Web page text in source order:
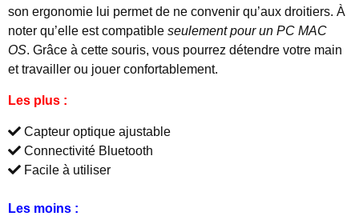
son ergonomie lui permet de ne convenir qu’aux droitiers. À
noter qu’elle est compatible seulement pour un PC MAC
OS. Grâce à cette souris, vous pourrez détendre votre main
et travailler ou jouer confortablement.
Les plus :
Capteur optique ajustable
Connectivité Bluetooth
Facile à utiliser
Les moins :